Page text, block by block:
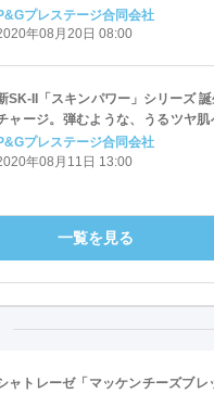
ペア 高橋礼華と松友美佐紀を称え
『VS MACHINES』を公開
プレステージ合同会社
年08月20日 08:00
SK-II「スキンパワー」シリーズ
ャージ。弾むような、うるツヤ肌
やハリ不足、エイジングケア*1が
ー
プレステージ合同会社
年08月11日 13:00
一覧を見る
ャトレーゼ「マッケンチーズブレ